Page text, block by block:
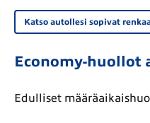
Katso autollesi sopivat
Economy-huollot
Edulliset